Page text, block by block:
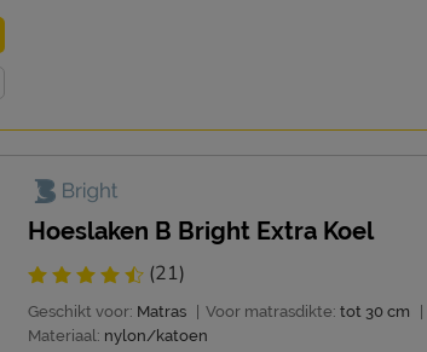
Hoeslaken B Bright Extra Koel
(21)
Geschikt voor: Matras Voor matrasdikte: tot 30 cm
Materiaal: nylon/katoen